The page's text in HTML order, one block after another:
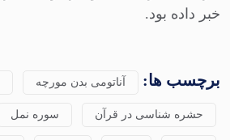
خبر داده بود.
برچسب ها: آناتومی بدن مورچه
حشره شناسی در قرآن سوره نمل